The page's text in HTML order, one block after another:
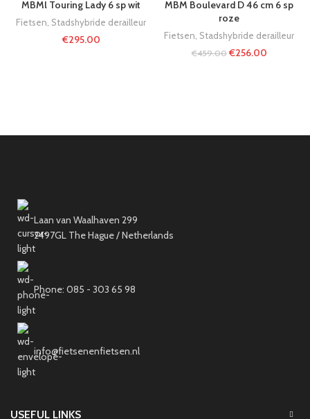
MBMl Touring Lady 6 sp wit
Fietsen Stadshybride derailleur
€295.00
MBM Boulevard D 46 cm 6 sp
roze
Fietsen Stadshybride derailleur
€459.00 €256.00
Laan van Waalhaven 299
2497GL The Hague / Netherlands
Phone: 085 - 303 65 98
info@fietsenenfietsen.nl
USEFUL LINKS